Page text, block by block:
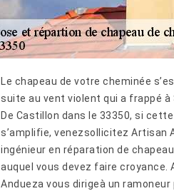
Le chapeau de votre cheminée
suite au vent violent qui a frappé à
De Castillon dans le 33350, si
s’amplifie, venezsollicitez Artisan
ingénieur en réparation de
auquel vous devez faire croyance.
Andueza vous dirigeà un ramoneur